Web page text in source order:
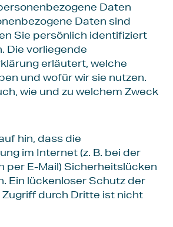
Daten
Daten sind
Sie persönlich identifiziert
Die vorliegende
erläutert, welche
und wofür wir sie nutzen.
wie und zu welchem Zweck
hin, dass die
im Internet (z. B. bei der
per E-Mail) Sicherheitslücken
Ein lückenloser Schutz der
durch Dritte ist nicht